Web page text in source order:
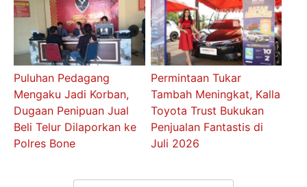
Puluhan Pedagang
Mengaku Jadi Korban,
Dugaan Penipuan Jual
Beli Telur Dilaporkan ke
Polres Bone
Permintaan Tukar
Tambah Meningkat, Kalla
Toyota Trust Bukukan
Penjualan Fantastis di
Juli 2026